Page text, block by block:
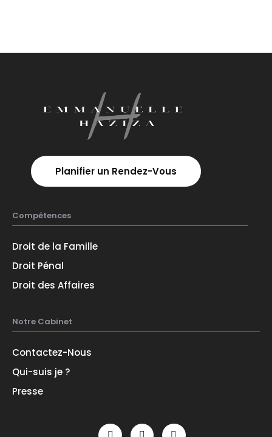
Planifier un Rendez-Vous
Compétences
Droit de la Famille
Droit Pénal
Droit des Affaires
Notre Cabinet
Contactez-Nous
Qui-suis je ?
Presse